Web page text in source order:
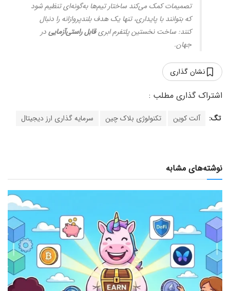
تصمیمات کمک می‌کند ساختار تیم‌ها به‌گونه‌ای تنظیم شود
که بتوانند با پایداری، تنها یک هدف بلندپروازانه را دنبال
کنند: ساخت نخستین پلتفرم ابریقابل راستی‌آزماییدر
جهان.
نشان گذاری
تگ: آلت کوین تکنولوژی بلاک چین سرمایه گذاری ارز دیجیتال
نوشته‌های مشابه